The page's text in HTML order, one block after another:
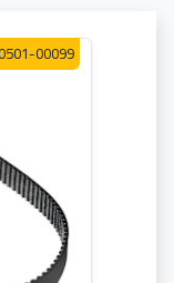
00099